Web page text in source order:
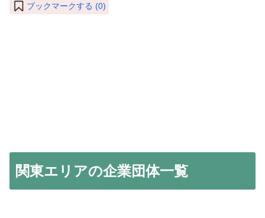
ブックマークする (0)
関東エリアの企業団体一覧